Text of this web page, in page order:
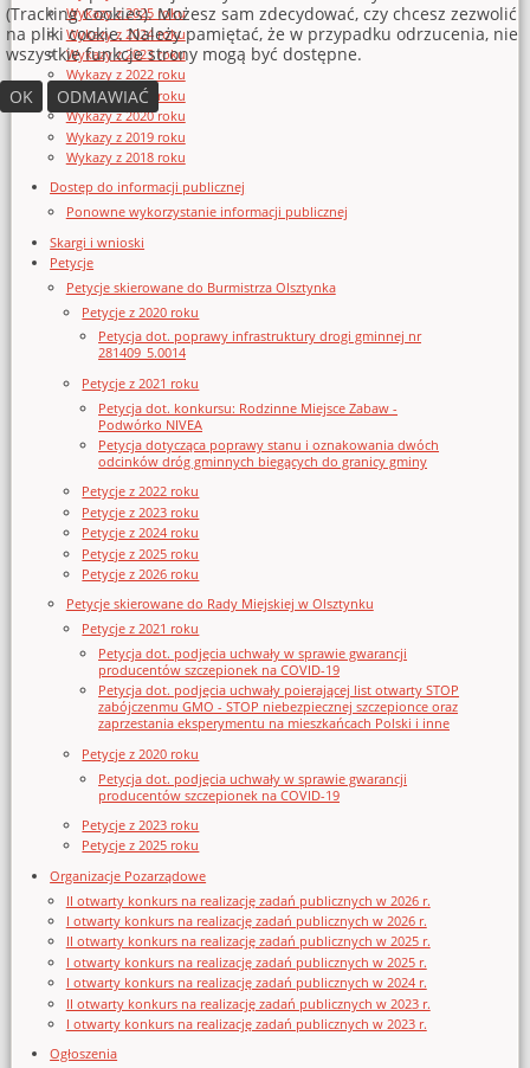
Wykazy z 2025 roku
Wykazy z 2024 roku
Wykazy z 2023 roku
Wykazy z 2022 roku
Wykazy z 2021 roku
Wykazy z 2020 roku
Wykazy z 2019 roku
Wykazy z 2018 roku
Dostęp do informacji publicznej
Ponowne wykorzystanie informacji publicznej
Skargi i wnioski
Petycje
Petycje skierowane do Burmistrza Olsztynka
Petycje z 2020 roku
Petycja dot. poprawy infrastruktury drogi gminnej nr
281409_5.0014
Petycje z 2021 roku
Petycja dot. konkursu: Rodzinne Miejsce Zabaw -
Podwórko NIVEA
Petycja dotycząca poprawy stanu i oznakowania dwóch
odcinków dróg gminnych biegących do granicy gminy
Petycje z 2022 roku
Petycje z 2023 roku
Petycje z 2024 roku
Petycje z 2025 roku
Petycje z 2026 roku
Petycje skierowane do Rady Miejskiej w Olsztynku
Petycje z 2021 roku
Petycja dot. podjęcia uchwały w sprawie gwarancji
producentów szczepionek na COVID-19
Petycja dot. podjęcia uchwały poierającej list otwarty STOP
zabójczenmu GMO - STOP niebezpiecznej szczepionce oraz
zaprzestania eksperymentu na mieszkańcach Polski i inne
Petycje z 2020 roku
Petycja dot. podjęcia uchwały w sprawie gwarancji
producentów szczepionek na COVID-19
Petycje z 2023 roku
Petycje z 2025 roku
Organizacje Pozarządowe
II otwarty konkurs na realizację zadań publicznych w 2026 r.
I otwarty konkurs na realizację zadań publicznych w 2026 r.
II otwarty konkurs na realizację zadań publicznych w 2025 r.
I otwarty konkurs na realizację zadań publicznych w 2025 r.
I otwarty konkurs na realizację zadań publicznych w 2024 r.
II otwarty konkurs na realizację zadań publicznych w 2023 r.
I otwarty konkurs na realizację zadań publicznych w 2023 r.
Ogłoszenia
(Tracking Cookies). Możesz sam zdecydować, czy chcesz zezwolić
na pliki cookie. Należy pamiętać, że w przypadku odrzucenia, nie
wszystkie funkcje strony mogą być dostępne.
OK
ODMAWIAĆ